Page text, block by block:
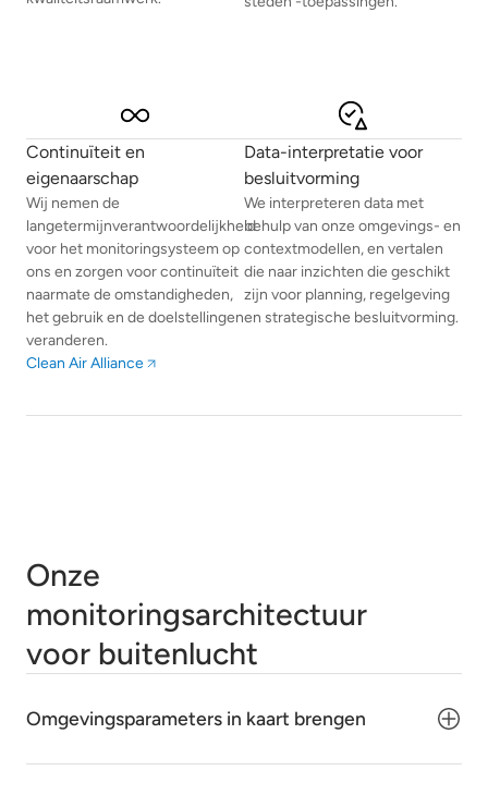
Continuïteit en
eigenaarschap
Wij nemen de
langetermijnverantwoordelijkheid
voor het monitoringsysteem op
ons en zorgen voor continuïteit
naarmate de omstandigheden,
het gebruik en de doelstellingen
veranderen.
Clean Air Alliance
Data-interpretatie voor
besluitvorming
We interpreteren data met
behulp van onze omgevings- en
contextmodellen, en vertalen
die naar inzichten die geschikt
zijn voor planning, regelgeving
en strategische besluitvorming.
Onze
monitoringsarchitectuur
voor buitenlucht
Omgevingsparameters in kaart brengen